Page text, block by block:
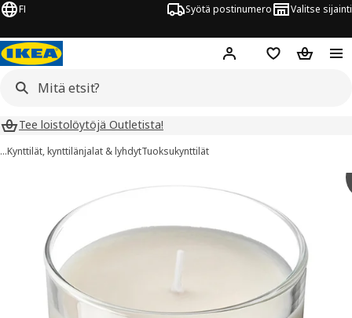
FI Syötä postinumero Valitse sijainti
Hej! Kirjaudu sisään
Suosikit
Tee loistolöytöjä Outletista!
…Kynttilät, kynttilänjalat & lyhdytTuoksukynttilät